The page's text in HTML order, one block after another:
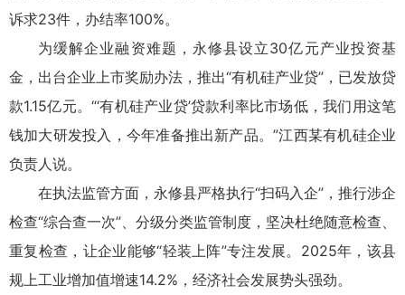
诉求23件，办结率100%。
为缓解企业融资难题，永修县设立30亿元产业投资基
金，出台企业上市奖励办法，推出“有机硅产业贷”，已发放贷
款1.15亿元。“‘有机硅产业贷’贷款利率比市场低，我们用这笔
钱加大研发投入，今年准备推出新产品。”江西某有机硅企业
负责人说。
在执法监管方面，永修县严格执行“扫码入企”，推行涉企
检查“综合查一次”、分级分类监管制度，坚决杜绝随意检查、
重复检查，让企业能够“轻装上阵”专注发展。2025年，该县
规上工业增加值增速14.2%，经济社会发展势头强劲。